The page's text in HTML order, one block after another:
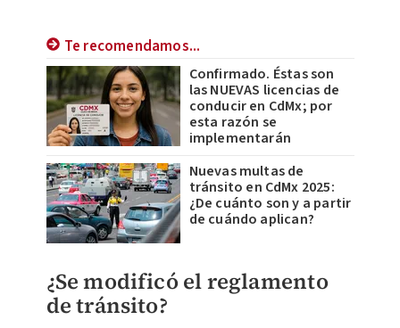
Te recomendamos...
Confirmado. Éstas son
las NUEVAS licencias de
conducir en CdMx; por
esta razón se
implementarán
Nuevas multas de
tránsito en CdMx 2025:
¿De cuánto son y a partir
de cuándo aplican?
¿Se modificó el reglamento
de tránsito?